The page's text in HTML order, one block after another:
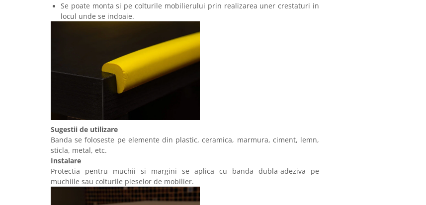
Se poate monta si pe colturile mobilierului prin realizarea uner crestaturi in
locul unde se indoaie.
Sugestii de utilizare
Banda se foloseste pe elemente din plastic, ceramica, marmura, ciment, lemn,
sticla, metal, etc.
Instalare
Protectia pentru muchii si margini se aplica cu banda dubla-adeziva pe
muchiile sau colturile pieselor de mobilier.